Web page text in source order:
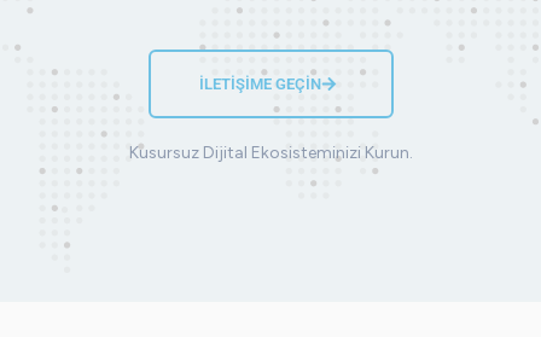
İLETİŞİME GEÇİN
Kusursuz Dijital Ekosisteminizi Kurun.